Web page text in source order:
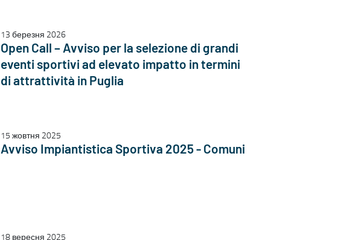
13 березня 2026
Open Call – Avviso per la selezione di grandi
eventi sportivi ad elevato impatto in termini
di attrattività in Puglia
15 жовтня 2025
Avviso Impiantistica Sportiva 2025 - Comuni
18 вересня 2025